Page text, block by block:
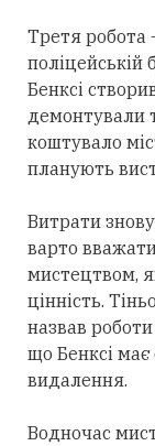
Третя робота
поліцейській
Бенксі
демонтували
коштувало
планують
Витрати
варто
мистецтвом,
цінність.
назвав
що Бенксі має
видалення.
Водночас